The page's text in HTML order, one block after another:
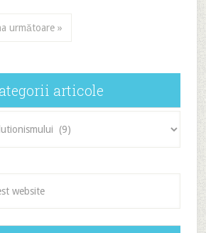
următoare »
articole